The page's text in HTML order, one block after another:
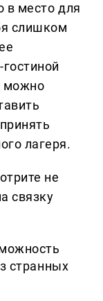
в место для
слишком
можно
лагеря.
не
связку
странных